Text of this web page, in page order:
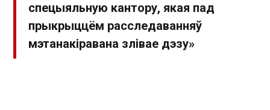
спецыяльную кантору, якая пад
прыкрыццём расследаванняў
мэтанакіравана злівае дэзу»